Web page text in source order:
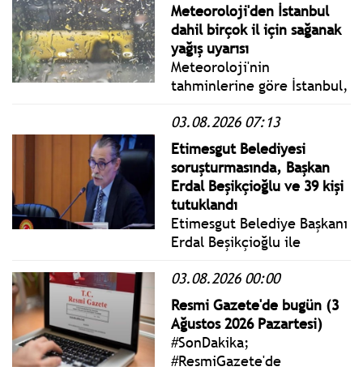
Meteoroloji'den İstanbul
dahil birçok il için sağanak
yağış uyarısı
Meteoroloji'nin
tahminlerine göre İstanbul,
ve Sakarya çevrelerinde
akşam saatlerine kadar kısa
süreli ve yerel sağanak ile
gök gürültülü sağanak yağış
görülecek.
03.08.2026 07:13
Etimesgut Belediyesi
soruşturmasında, Başkan
Erdal Beşikçioğlu ve 39 kişi
tutuklandı
Etimesgut Belediye Başkanı
Erdal Beşikçioğlu ile
tutuklanarak cezaevine
gönderildi.
03.08.2026 00:00
Resmi Gazete'de bugün (3
Ağustos 2026 Pazartesi)
#SonDakika;
#ResmiGazete'de